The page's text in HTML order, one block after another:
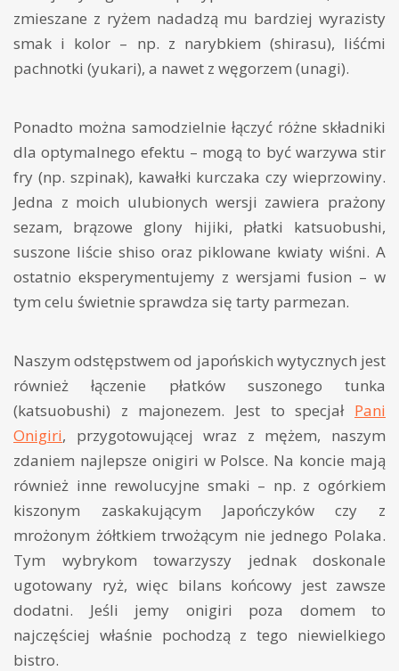
zmieszane z ryżem nadadzą mu bardziej wyrazisty
smak i kolor – np. z narybkiem (shirasu), liśćmi
pachnotki (yukari), a nawet z węgorzem (unagi).
Ponadto można samodzielnie łączyć różne składniki
dla optymalnego efektu – mogą to być warzywa stir
fry (np. szpinak), kawałki kurczaka czy wieprzowiny.
Jedna z moich ulubionych wersji zawiera prażony
sezam, brązowe glony hijiki, płatki katsuobushi,
suszone liście shiso oraz piklowane kwiaty wiśni. A
ostatnio eksperymentujemy z wersjami fusion – w
tym celu świetnie sprawdza się tarty parmezan.
Naszym odstępstwem od japońskich wytycznych jest
również łączenie płatków suszonego tunka
(katsuobushi) z majonezem. Jest to specjał Pani
Onigiri, przygotowującej wraz z mężem, naszym
zdaniem najlepsze onigiri w Polsce. Na koncie mają
również inne rewolucyjne smaki – np. z ogórkiem
kiszonym zaskakującym Japończyków czy z
mrożonym żółtkiem trwożącym nie jednego Polaka.
Tym wybrykom towarzyszy jednak doskonale
ugotowany ryż, więc bilans końcowy jest zawsze
dodatni. Jeśli jemy onigiri poza domem to
najczęściej właśnie pochodzą z tego niewielkiego
bistro.